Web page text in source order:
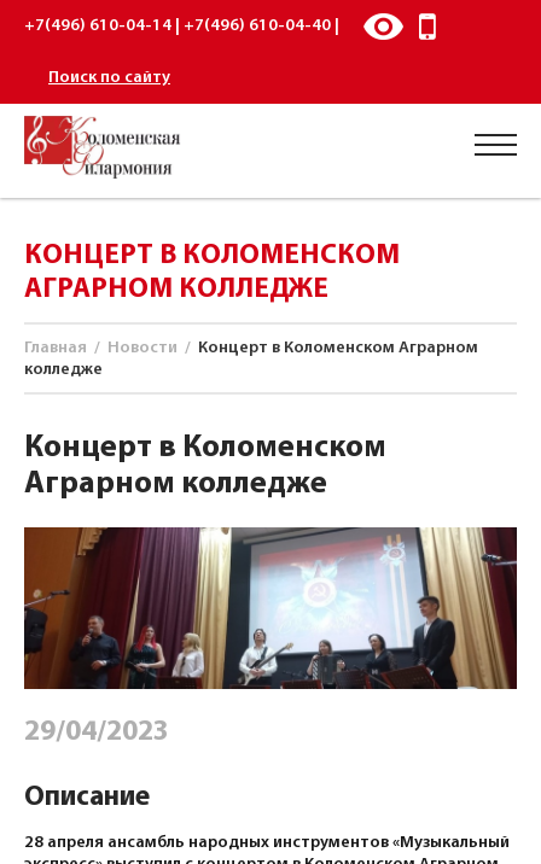
+7(496) 610-04-14 | +7(496) 610-04-40 |
Поиск по сайту
КОНЦЕРТ В КОЛОМЕНСКОМ
АГРАРНОМ КОЛЛЕДЖЕ
Главная / Новости / Концерт в Коломенском Аграрном
колледже
Концерт в Коломенском
Аграрном колледже
29/04/2023
Описание
28 апреля ансамбль народных инструментов «Музыкальный